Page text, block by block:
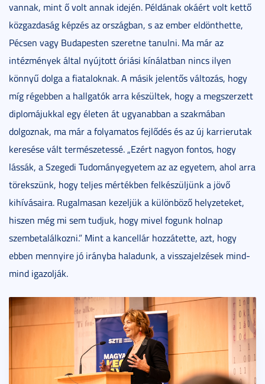
vannak, mint ő volt annak idején. Példának okáért volt kettő
közgazdaság képzés az országban, s az ember eldönthette,
Pécsen vagy Budapesten szeretne tanulni. Ma már az
intézmények által nyújtott óriási kínálatban nincs ilyen
könnyű dolga a fiataloknak. A másik jelentős változás, hogy
míg régebben a hallgatók arra készültek, hogy a megszerzett
diplomájukkal egy életen át ugyanabban a szakmában
dolgoznak, ma már a folyamatos fejlődés és az új karrierutak
keresése vált természetessé. „Ezért nagyon fontos, hogy
lássák, a Szegedi Tudományegyetem az az egyetem, ahol arra
törekszünk, hogy teljes mértékben felkészüljünk a jövő
kihívásaira. Rugalmasan kezeljük a különböző helyzeteket,
hiszen még mi sem tudjuk, hogy mivel fogunk holnap
szembetalálkozni.” Mint a kancellár hozzátette, azt, hogy
ebben mennyire jó irányba haladunk, a visszajelzések mind-
mind igazolják.